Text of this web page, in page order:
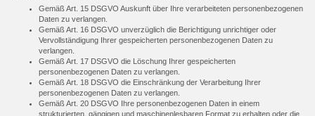
Gemäß Art. 15 DSGVO Auskunft über Ihre verarbeiteten personenbezogenen
Daten zu verlangen.
Gemäß Art. 16 DSGVO unverzüglich die Berichtigung unrichtiger oder
Vervollständigung Ihrer gespeicherten personenbezogenen Daten zu
verlangen.
Gemäß Art. 17 DSGVO die Löschung Ihrer gespeicherten
personenbezogenen Daten zu verlangen.
Gemäß Art. 18 DSGVO die Einschränkung der Verarbeitung Ihrer
personenbezogenen Daten zu verlangen.
Gemäß Art. 20 DSGVO Ihre personenbezogenen Daten in einem
strukturierten, gängigen und maschinenlesbaren Format zu erhalten oder die